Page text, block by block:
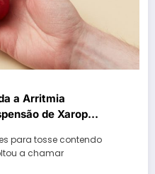
a Arritmia
de Xaropes
para tosse contendo
a chamar